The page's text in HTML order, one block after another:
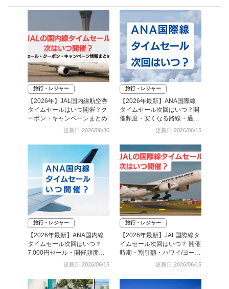
旅行・レジャー
【2026年】JAL国内線航空券
タイムセールはいつ開催？ク
ーポン・キャンペーンまとめ
更新日:2026/06/30
旅行・レジャー
【2026年最新】ANA国際線
タイムセール次回はいつ？開
催頻度・安くなる路線・過去
更新日:2026/06/15
旅行・レジャー
【2026年最新】ANA国内線
タイムセール次回はいつ？
7,000円セール・開催頻度・
予約攻略まとめ更新日:2026/06/15
旅行・レジャー
【2026年最新】JAL国際線タ
イムセール次回はいつ？ 開催
時期・割引額・ハワイ/ヨーロ
ッパ路線まとめ更新日:2026/06/15